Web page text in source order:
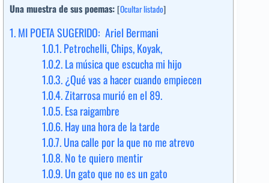
Una muestra de sus poemas: [Ocultar listado]
1.MI POETA SUGERIDO: Ariel Bermani
1.0.1.Petrochelli, Chips, Koyak,
1.0.2.La música que escucha mi hijo
1.0.3.¿Qué vas a hacer cuando empiecen
1.0.4.Zitarrosa murió en el 89.
1.0.5.Esa raigambre
1.0.6.Hay una hora de la tarde
1.0.7.Una calle por la que no me atrevo
1.0.8.No te quiero mentir
1.0.9.Un gato que no es un gato